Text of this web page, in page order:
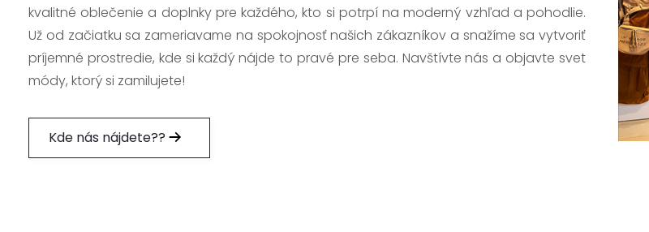
kvalitné oblečenie a doplnky pre každého, kto si potrpí na moderný vzhľad a pohodlie.
Už od začiatku sa zameriavame na spokojnosť našich zákazníkov a snažíme sa vytvoriť
príjemné prostredie, kde si každý nájde to pravé pre seba. Navštívte nás a objavte svet
módy, ktorý si zamilujete!
Kde nás nájdete??